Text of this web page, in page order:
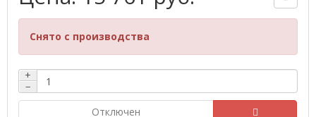
Снято с производства
+
−
Отключен